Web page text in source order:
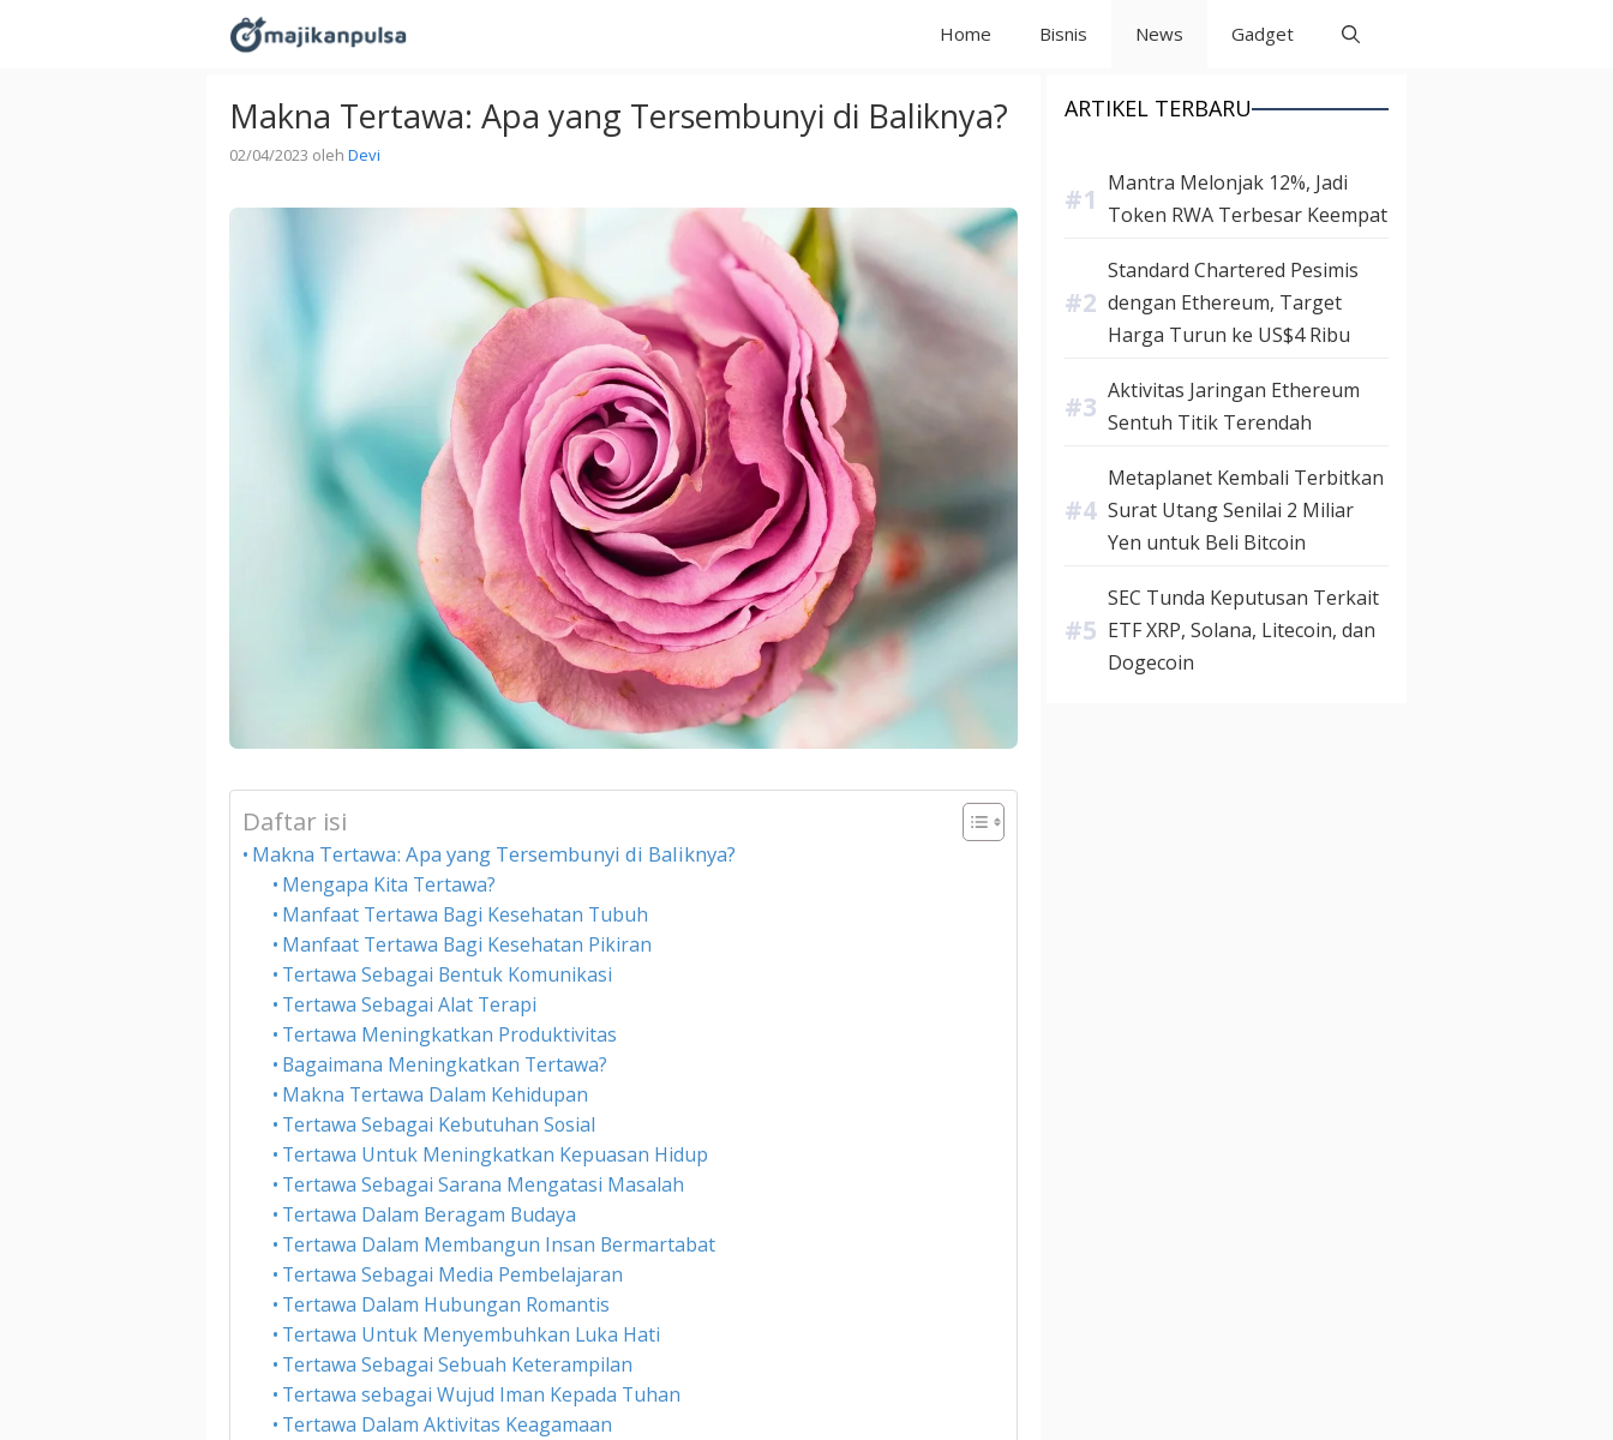
Home Bisnis News Gadget
Makna Tertawa: Apa yang Tersembunyi di Baliknya?
02/04/2023 oleh Devi
Daftar isi
Makna Tertawa: Apa yang Tersembunyi di Baliknya?
Mengapa Kita Tertawa?
Manfaat Tertawa Bagi Kesehatan Tubuh
Manfaat Tertawa Bagi Kesehatan Pikiran
Tertawa Sebagai Bentuk Komunikasi
Tertawa Sebagai Alat Terapi
Tertawa Meningkatkan Produktivitas
Bagaimana Meningkatkan Tertawa?
Makna Tertawa Dalam Kehidupan
Tertawa Sebagai Kebutuhan Sosial
Tertawa Untuk Meningkatkan Kepuasan Hidup
Tertawa Sebagai Sarana Mengatasi Masalah
Tertawa Dalam Beragam Budaya
Tertawa Dalam Membangun Insan Bermartabat
Tertawa Sebagai Media Pembelajaran
Tertawa Dalam Hubungan Romantis
Tertawa Untuk Menyembuhkan Luka Hati
Tertawa Sebagai Sebuah Keterampilan
Tertawa sebagai Wujud Iman Kepada Tuhan
Tertawa Dalam Aktivitas Keagamaan
ARTIKEL TERBARU
Mantra Melonjak 12%, Jadi
Token RWA Terbesar Keempat
Standard Chartered Pesimis
dengan Ethereum, Target
Harga Turun ke US$4 Ribu
Aktivitas Jaringan Ethereum
Sentuh Titik Terendah
Metaplanet Kembali Terbitkan
Surat Utang Senilai 2 Miliar
Yen untuk Beli Bitcoin
SEC Tunda Keputusan Terkait
ETF XRP, Solana, Litecoin, dan
Dogecoin